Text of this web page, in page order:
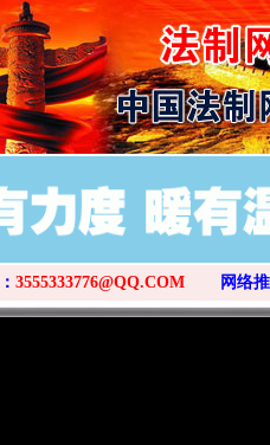
3555333776@QQ.COM 网络